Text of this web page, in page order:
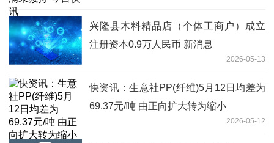
兴隆县木料精品店（个体工商户）成立
注册资本0.9万人民币 新消息
2026-05-13
快资讯：生意社PP(纤维)5月12日均差为
69.37元/吨 由正向扩大转为缩小
2026-05-12